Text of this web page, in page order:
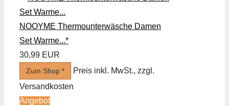
NOOYME Thermounterwäsche Damen
Set Warme...*
30,99 EUR
Zum Shop *
Preis inkl. MwSt., zzgl.
Versandkosten
Angebot